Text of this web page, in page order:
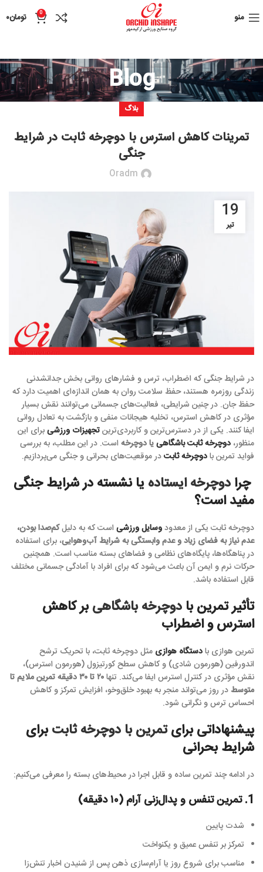
منو 0 تومان۰
Blog
بلاگ
تمرینات کاهش استرس با دوچرخه ثابت در شرایط
جنگی
Oradm
19
تیر
در شرایط جنگی که اضطراب، ترس و فشارهای روانی بخش جدانشدنی
زندگی روزمره هستند، حفظ سلامت روان به همان اندازه‌ای اهمیت دارد که
حفظ جان. در چنین شرایطی، فعالیت‌های جسمانی می‌توانند نقش بسیار
مؤثری در کاهش استرس، تخلیه هیجانات منفی و بازگشت به تعادل روانی
ایفا کنند. یکی از در دسترس‌ترین و کاربردی‌ترینتجهیزات ورزشیبرای این
منظور، دوچرخه ثابت باشگاهییا دوچرخه است. در این مطلب، به بررسی
فواید تمرین بادوچرخه ثابتدر موقعیت‌های بحرانی و جنگی می‌پردازیم.
چرادوچرخه ایستادهیا نشسته در شرایط جنگی
مفید است؟
دوچرخه ثابت یکی از معدودوسایل ورزشی‌ است که به دلیلکم‌صدا بودن،
عدم نیاز بهفضای زیاد و عدم وابستگی به شرایط آب‌وهوایی، برای استفاده
در پناهگاه‌ها، پایگاه‌های نظامی و فضاهای بسته مناسب است. همچنین
حرکات نرم و ایمن آن باعث می‌شود که برای افراد با آمادگی جسمانی مختلف
قابل استفاده باشد.
تأثیر تمرین بادوچرخه باشگاهیبر کاهش
استرس و اضطراب
تمرین هوازی بادستگاه هوازی مثل دوچرخه ثابت، با تحریک ترشح
اندورفین (هورمون شادی) و کاهش سطح کورتیزول (هورمون استرس)،
نقش مؤثری در کنترل استرس ایفا می‌کند. تنها
۲۰ تا ۳۰ دقیقه تمرین ملایم تا
متوسطدر روز می‌تواند منجر به بهبود خلق‌وخو، افزایش تمرکز و کاهش
احساس ترس و نگرانی شود.
پیشنهاداتی برایتمرین با دوچرخه ثابتبرای
شرایط بحرانی
در ادامه چند تمرین ساده و قابل اجرا در محیط‌های بسته را معرفی می‌کنیم:
1. تمرین تنفس و پدال‌زنی آرام (۱۰ دقیقه)
شدت پایین
تمرکز بر تنفس عمیق و یکنواخت
مناسب برای شروع روز یا آرام‌سازی ذهن پس از شنیدن اخبار تنش‌زا